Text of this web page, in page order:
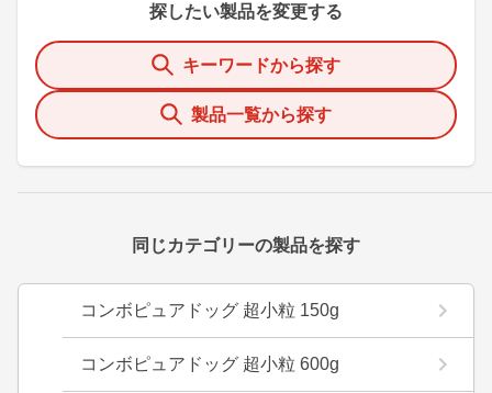
探したい製品を変更する
キーワードから探す
製品一覧から探す
同じカテゴリーの製品を探す
コンボピュアドッグ 超小粒 150g
コンボピュアドッグ 超小粒 600g